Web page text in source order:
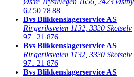
62 50 78 88
Bvs Blikkenslagerservice AS
Ringeriksveien 1132 3330 Skotselv
971 21 876
Bvs Blikkenslagerservice AS
Ringeriksveien 1132 3330 Skotselv
971 21 876
Bvs Blikkenslagerservice AS